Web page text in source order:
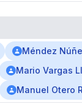
Méndez
Mario Vargas
Manuel Otero